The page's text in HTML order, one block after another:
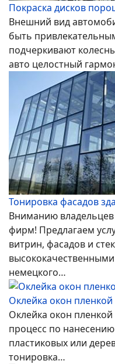
Покраска дисков
Внешний вид
быть
подчеркивают
авто целостный
Тонировка фасадов
Вниманию
фирм! Предлагаем
витрин, фасадов и
немецкого…
Оклейка окон пленкой
Оклейка окон пленкой
процесс по
пластиковых или
тонировка…